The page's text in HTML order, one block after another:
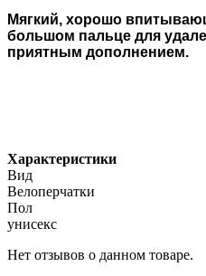
Мягкий, хорошо
большом пальце для
приятным дополнением.
Характеристики
Вид
Велоперчатки
Пол
унисекс
Нет отзывов о данном товаре.